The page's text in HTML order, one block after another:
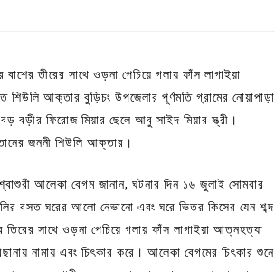
তীরের সাথে ওড়না পেচিয়ে গলায় ফাঁস লাগাইয়া
আক্তার বুড়িচং উপজেলার পূর্ণমতি গ্রামের নোয়াপাড়া
বড়ীর ফিরোজ মিয়ার ছেলে আবু সাইদ মিয়ার স্ত্রী।
জননী শিউলি আক্তার।
আলেকা বেগম জানান, ঘটনার দিন ১৬ জুলাই সোমবার
বসত ঘরের আলো নেভানো এবং ঘরে ভিতর কিসের যেন শব্দ
সাথে ওড়না পেচিয়ে গলায় ফাঁস লাগাইয়া আত্নহত্যা
নামায় এবং চিৎকার করে। আলেকা বেগমের চিৎকার শুনে
In Uncategorized